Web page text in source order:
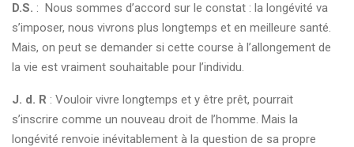
D.S. : Nous sommes d’accord sur le constat : la longévité va
s’imposer, nous vivrons plus longtemps et en meilleure santé.
Mais, on peut se demander si cette course à l’allongement de
la vie est vraiment souhaitable pour l’individu.
J. d. R : Vouloir vivre longtemps et y être prêt, pourrait
s’inscrire comme un nouveau droit de l’homme. Mais la
longévité renvoie inévitablement à la question de sa propre